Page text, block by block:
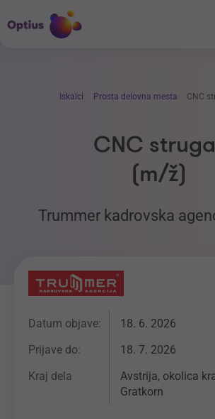
Iskalci Prosta delovna mesta CNC
CNC
(m/ž)
Trummer kadrovska
Datum objave:
18. 6. 2026
Prijave do:
18. 7. 2026
Kraj dela
Avstrija, okolica
Gratkorn